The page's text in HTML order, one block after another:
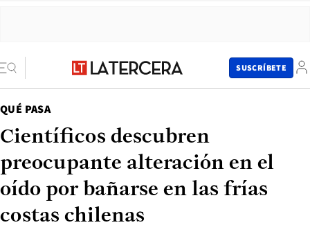
SUSCRÍBETE
QUÉ PASA
Científicos descubren
preocupante alteración en el
oído por bañarse en las frías
costas chilenas